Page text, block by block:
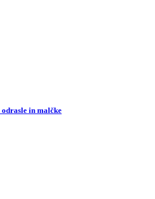
in malčke